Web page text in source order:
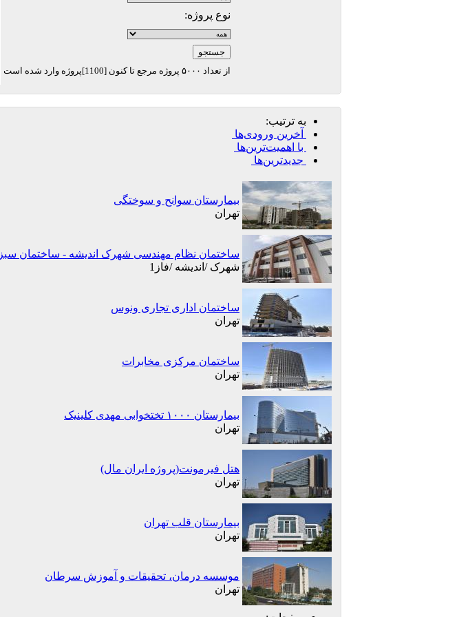
نوع پروژه:
از تعداد ۵۰۰۰ پروژه مرجع تا کنون [1100]پروژه وارد شده است
به ترتیب:
آخرین ورودی‌ها
با اهمیت‌ترین‌ها
جدیدترین‌ها
بیمارستان سوانح و سوختگی
تهران
ساختمان نظام مهندسی شهرک اندیشه - ساختمان سبز
شهرک /اندیشه /فاز1
ساختمان اداری تجاری ونوس
تهران
ساختمان مرکزی مخابرات
تهران
بیمارستان ۱۰۰۰ تختخوابی مهدی کلینیک
تهران
هتل فیرمونت(پروژه ایران مال)
تهران
بیمارستان قلب تهران
تهران
موسسه درمان، تحقیقات و آموزش سرطان
تهران